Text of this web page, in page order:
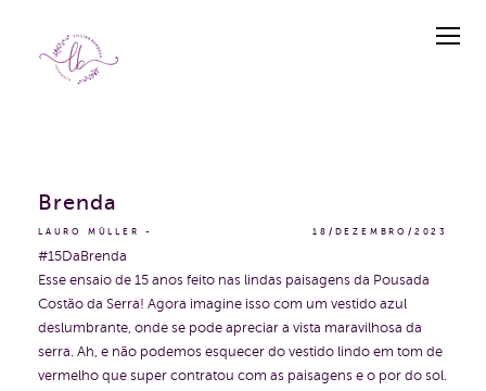
LAURO MÜLLER 18/DEZEMBRO/2023
Brenda
#15DaBrenda
Esse ensaio de 15 anos feito nas lindas paisagens da Pousada
Costão da Serra! Agora imagine isso com um vestido azul
deslumbrante, onde se pode apreciar a vista maravilhosa da
serra. Ah, e não podemos esquecer do vestido lindo em tom de
vermelho que super contratou com as paisagens e o por do sol.